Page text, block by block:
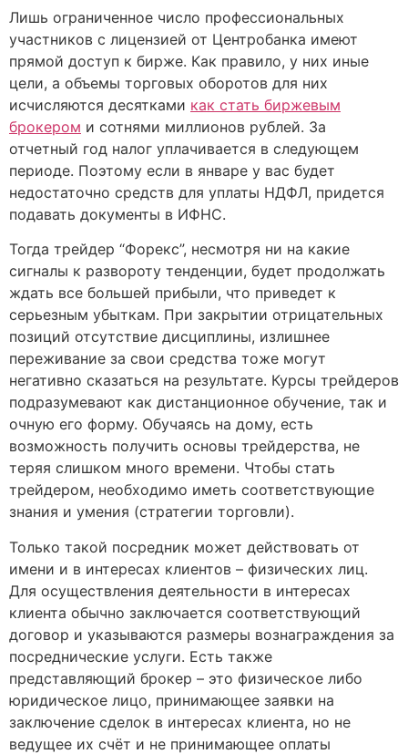
Лишь ограниченное число профессиональных
участников с лицензией от Центробанка имеют
прямой доступ к бирже. Как правило, у них иные
цели, а объемы торговых оборотов для них
исчисляются десятками как стать биржевым
брокером и сотнями миллионов рублей. За
отчетный год налог уплачивается в следующем
периоде. Поэтому если в январе у вас будет
недостаточно средств для уплаты НДФЛ, придется
подавать документы в ИФНС.
Тогда трейдер “Форекс”, несмотря ни на какие
сигналы к развороту тенденции, будет продолжать
ждать все большей прибыли, что приведет к
серьезным убыткам. При закрытии отрицательных
позиций отсутствие дисциплины, излишнее
переживание за свои средства тоже могут
негативно сказаться на результате. Курсы трейдеров
подразумевают как дистанционное обучение, так и
очную его форму. Обучаясь на дому, есть
возможность получить основы трейдерства, не
теряя слишком много времени. Чтобы стать
трейдером, необходимо иметь соответствующие
знания и умения (стратегии торговли).
Только такой посредник может действовать от
имени и в интересах клиентов – физических лиц.
Для осуществления деятельности в интересах
клиента обычно заключается соответствующий
договор и указываются размеры вознаграждения за
посреднические услуги. Есть также
представляющий брокер – это физическое либо
юридическое лицо, принимающее заявки на
заключение сделок в интересах клиента, но не
ведущее их счёт и не принимающее оплаты